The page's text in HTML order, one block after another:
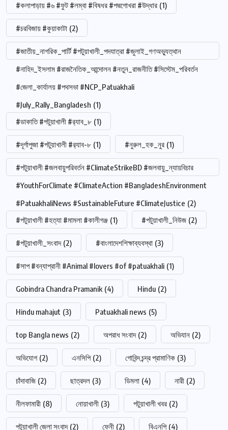
#কলাপাড়ায় #৬ #ফুট #লম্বা #বিষধর #পদ্মগোখরা #উদ্ধার (1)
#চরবিজায় #কুয়াকাটা (2)
#জাতীয়_নাগরিক_পার্টি #পটুয়াখালী_পদযাত্রা #জুলাই_গণঅভ্যুত্থান
#নাহিদ_ইসলাম #রাজনৈতিক_আন্দোলন #নতুন_রাজনীতি #সিস্টেম_পরিবর্তন
#জেলা_কার্যালয় #পথসভা #NCP_Patuakhali
#July_Rally_Bangladesh (1)
#ডাকাতি #পটুয়াখালী #র‍্যাব_৮ (1)
#দূর্গাপুজা #পটুয়াখালী #র‍্যাব-৮ (1) #নুরুল_হক_নুর (1)
#পটুয়াখালী #জলবায়ুপরিবর্তন #ClimateStrikeBD #জলবায়ু_ন্যায়বিচার
#YouthForClimate #ClimateAction #BangladeshEnvironment
#PatuakhaliNews #SustainableFuture #ClimateJustice (2)
#পটুয়াখালী #হত্যা #মামলা #কালীগঞ্জ (1) #পটুয়াখালী_নিউজ (2)
#পটুয়াখালী_সংবাদ (2) #বাংলাদেশশিক্ষাব্যবস্থা (3)
#সাপ #বন্যাপ্রানী #Animal #lovers #of #patuakhali (1)
Gobindra Chandra Pramanik (4) Hindu (2)
Hindu mahajut (3) Patuakhali news (5)
top Bangla news (2) অপরাধ সংবাদ (2) অভিযান (2)
অভিযোগ (2) এনসিপি (2) গোবিন্দ চন্দ্র প্রামাণিক (3)
চাঁদাবাজি (2) ছাত্রদল (3) ডিমলা (4) নারী (2)
নীলফামারী (8) নোয়াখালী (3) পটুয়াখালী খবর (2)
পটুয়াখালী জেলা সংবাদ (2) ফেনী (2) বিএনপি (4)